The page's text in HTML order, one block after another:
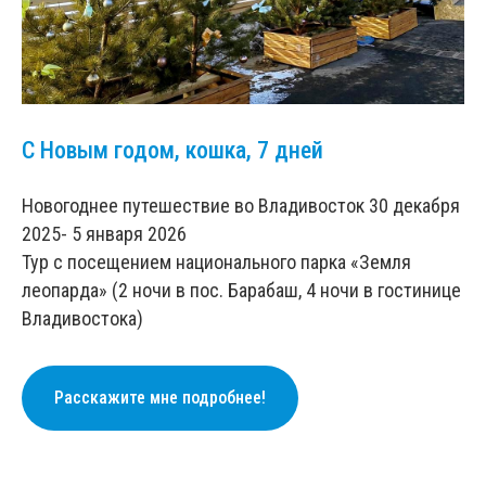
С Новым годом, кошка, 7 дней
Новогоднее путешествие во Владивосток 30 декабря
2025- 5 января 2026
Тур с посещением национального парка «Земля
леопарда» (2 ночи в пос. Барабаш, 4 ночи в гостинице
Владивостока)
Расскажите мне подробнее!